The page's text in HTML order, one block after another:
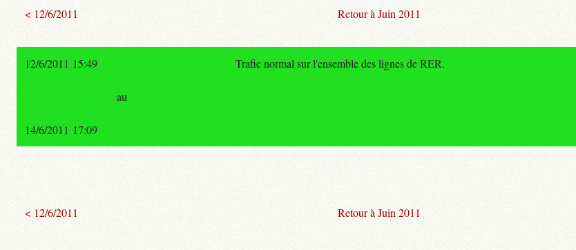
< 12/6/2011 Retour à Juin 2011
12/6/2011 15:49 Trafic normal sur l'ensemble des lignes de RER.
au
14/6/2011 17:09
< 12/6/2011 Retour à Juin 2011